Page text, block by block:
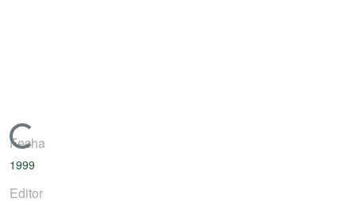
Cargando...
Fecha
1999
Editor